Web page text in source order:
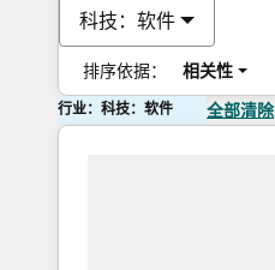
科技：软件
排序依据： 相关性
行业：科技：软件 全部清除